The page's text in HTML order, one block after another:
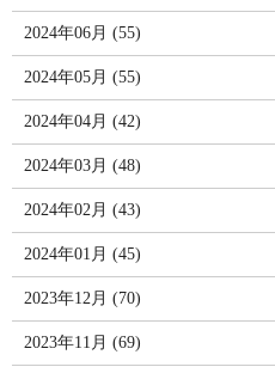
2024年06月 (55)
2024年05月 (55)
2024年04月 (42)
2024年03月 (48)
2024年02月 (43)
2024年01月 (45)
2023年12月 (70)
2023年11月 (69)